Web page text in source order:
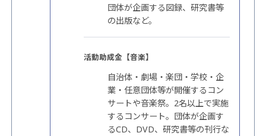
団体が企画する図録、研究書等
の出版など。
活動助成金【音楽】
自治体・劇場・楽団・学校・企
業・任意団体等が開催するコン
サートや音楽祭。2名以上で実施
するコンサート。団体が企画す
るCD、DVD、研究書等の刊行な